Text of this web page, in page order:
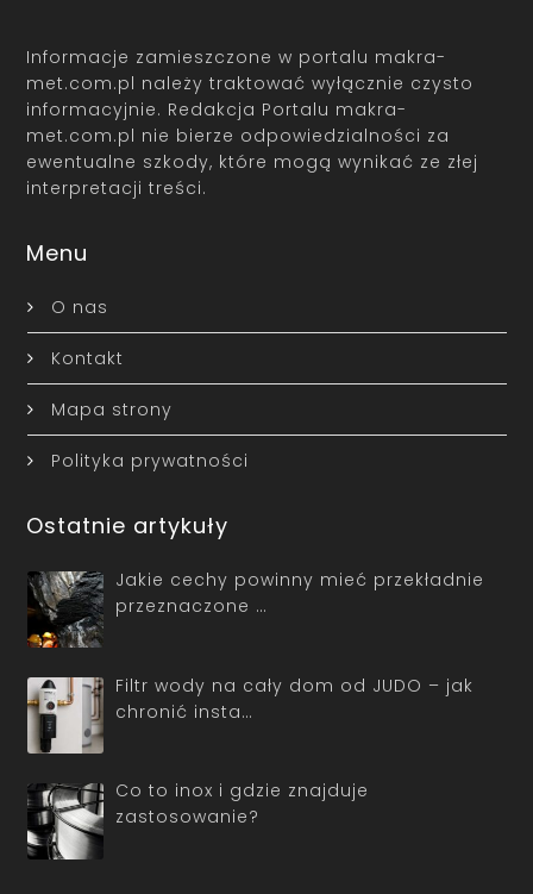
Informacje zamieszczone w portalu makra-
met.com.pl należy traktować wyłącznie czysto
informacyjnie. Redakcja Portalu makra-
met.com.pl nie bierze odpowiedzialności za
ewentualne szkody, które mogą wynikać ze złej
interpretacji treści.
Menu
O nas
Kontakt
Mapa strony
Polityka prywatności
Ostatnie artykuły
Jakie cechy powinny mieć przekładnie
przeznaczone …
Filtr wody na cały dom od JUDO – jak
chronić insta…
Co to inox i gdzie znajduje
zastosowanie?